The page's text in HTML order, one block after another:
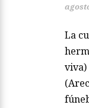
La
viva)